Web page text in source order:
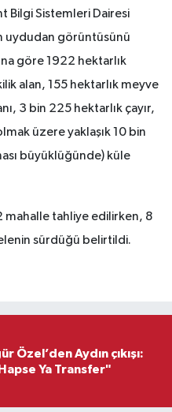
Bilgi Sistemleri Dairesi
uydudan görüntüsünü
göre 1922 hektarlık
alan, 155 hektarlık meyve
3 bin 225 hektarlık çayır,
üzere yaklaşık 10 bin
büyüklüğünde) küle
mahalle tahliye edilirken, 8
sürdüğü belirtildi.
Özel’den Aydın çıkışı:
Ya Transfer"